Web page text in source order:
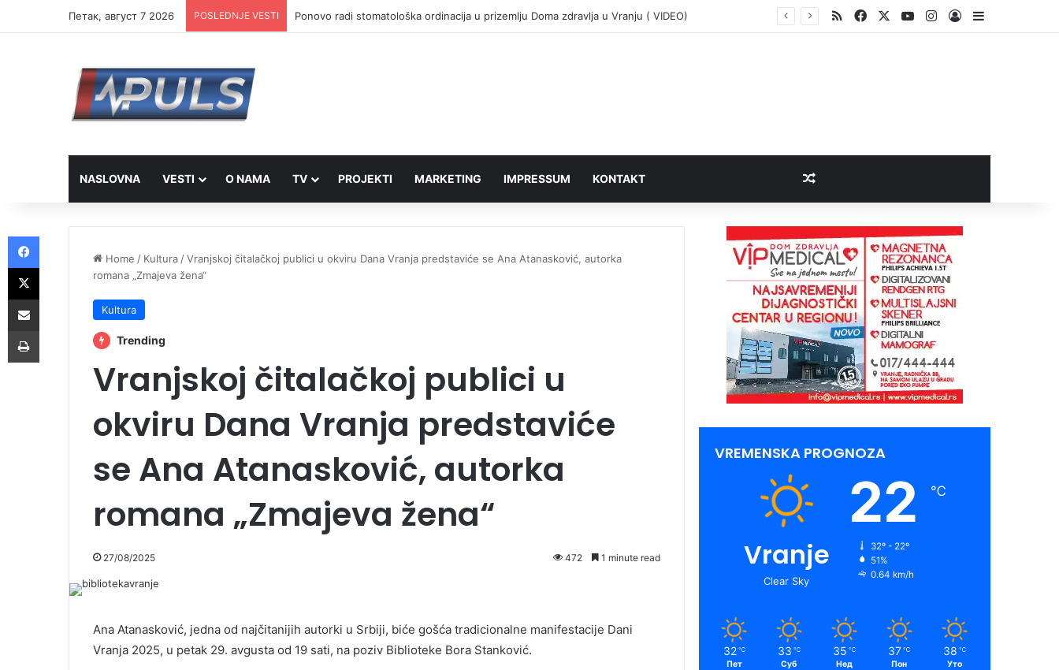
Петак, август 7 2026 POSLEDNJE VESTI Ponovo radi stomatološka ordinacija u prizemlju Doma zdravlja u Vranju ( VIDEO) RSSFacebookYouTubeInstagram
Log InSidebar
NASLOVNA VESTI O NAMA TV PROJEKTI MARKETING IMPRESSUM KONTAKT Random Article
Home / Kultura /Vranjskoj čitalačkoj publici u okviru Dana Vranja predstaviće se Ana Atanasković, autorka
romana „Zmajeva žena“
Kultura
Trending
Vranjskoj čitalačkoj publici u
okviru Dana Vranja predstaviće
se Ana Atanasković, autorka
romana „Zmajeva žena“
27/08/2025 472 1 minute read
Ana Atanasković, jedna od najčitanijih autorki u Srbiji, biće gošća tradicionalne manifestacije Dani
Vranja 2025, u petak 29. avgusta od 19 sati, na poziv Biblioteke Bora Stanković.
VREMENSKA PROGNOZA
Vranje
Clear Sky
22 ℃
32º - 22º
51%
0.64 km/h
32 ℃
Пет
33 ℃
Суб
35 ℃
Нед
37 ℃
Пон
38 ℃
Уто
Facebook
X
Share via Email